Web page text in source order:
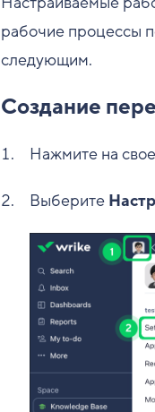
рабочие процессы
следующим.
Создание
Нажмите на свое
Выберите